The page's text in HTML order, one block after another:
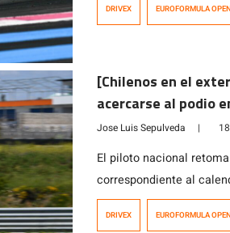
de Paul […]
DRIVEX EUROFORMULA
[Chilenos en el
acercarse al podio
Jose Luis Sepulveda |
El piloto nacional
correspondiente al
(F3 FIA), con la
progresión luego de
DRIVEX EUROFORMULA